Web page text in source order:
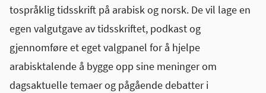
tospråklig tidsskrift på arabisk og norsk. De vil lage en
egen valgutgave av tidsskriftet, podkast og
gjennomføre et eget valgpanel for å hjelpe
arabisktalende å bygge opp sine meninger om
dagsaktuelle temaer og pågående debatter i